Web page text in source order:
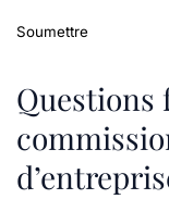
Soumettre
Questions